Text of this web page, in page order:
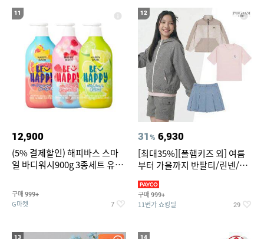
11
12,900
(5% 결제할인) 해피바스 스마
일 바디워시900g 3종세트 유
구매 999+
G마켓 7
12
31% 6,930
[최대35%][폴햄키즈 외] 여름
부터 가을까지 반팔티/린넨/맨
구매 999+
11번가 쇼킹딜 29
13 14